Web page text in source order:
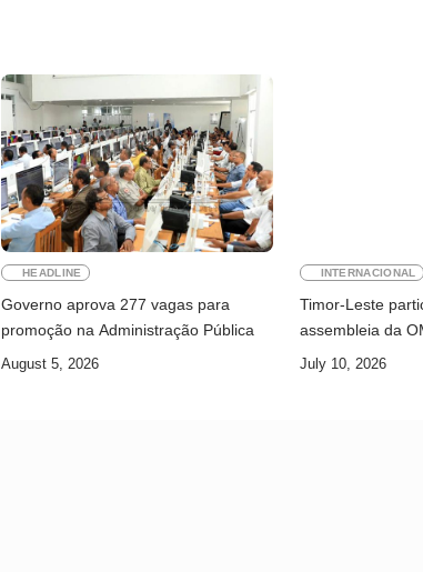
HEADLINE
Governo aprova 277 vagas para
promoção na Administração Pública
August 5, 2026
INTERNACIONAL
Timor-Leste participa na 68.ª
assembleia da
July 10, 2026